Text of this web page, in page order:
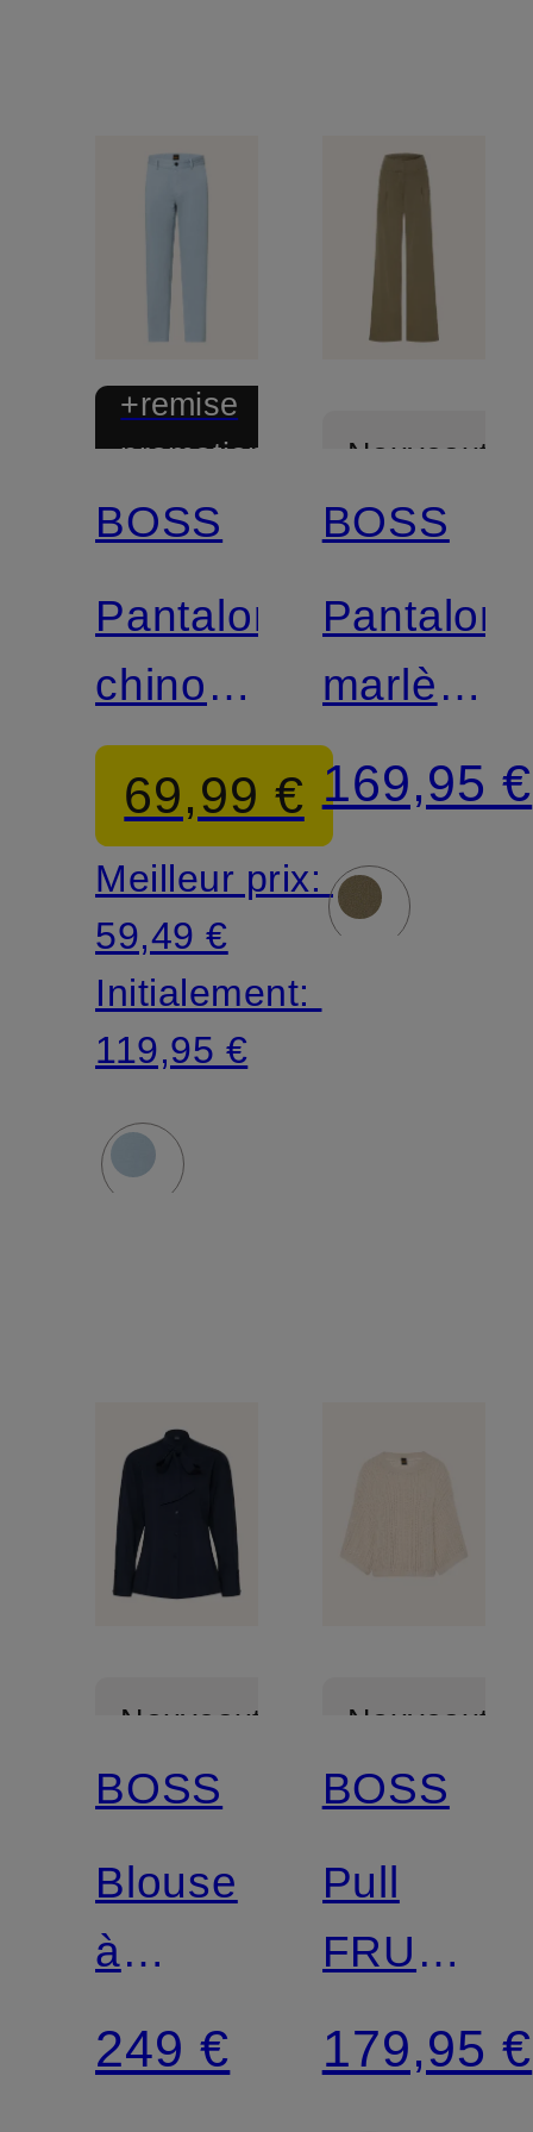
+remise
promotionnelle
BOSS
Pantalon
chino
CHINO
Slim Fit
69,99 €
Meilleur prix:
59,49 €
Initialement:
119,95 €
Nouveautés
BOSS
Pantalon
marlène
TARIMA
169,95 €
Nouveautés
BOSS
Blouse
à
lavallière
BORNAZ
249 €
Nouveautés
BOSS
Pull
FRUG
à
manches
179,95 €